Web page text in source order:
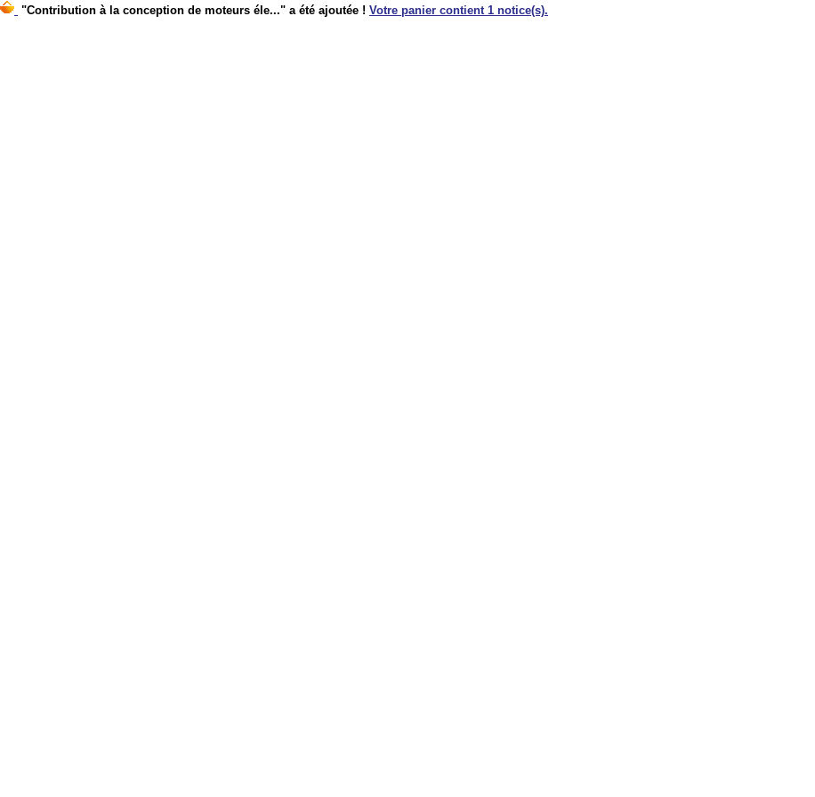
"Contribution à la conception de moteurs éle..." a été ajoutée ! Votre panier contient 1 notice(s).